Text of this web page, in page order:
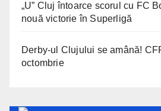
„U” Cluj întoarce scorul cu FC
nouă victorie în Superligă
Derby-ul Clujului se amână!
octombrie